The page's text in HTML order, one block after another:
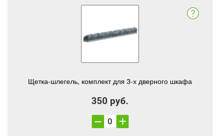
Щетка-шлегель, комплект для 3-х дверного шкафа
350 руб.